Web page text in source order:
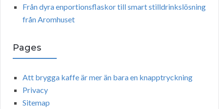
Från dyra enportionsflaskor till smart stilldrinkslösning
från Aromhuset
Pages
Att brygga kaffe är mer än bara en knapptryckning
Privacy
Sitemap